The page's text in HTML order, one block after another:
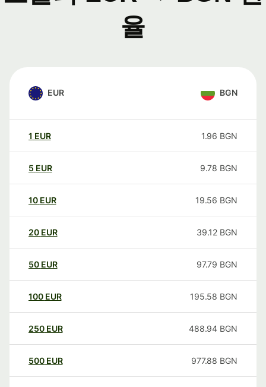
율
EUR BGN
1 EUR 1.96 BGN
5 EUR 9.78 BGN
10 EUR 19.56 BGN
20 EUR 39.12 BGN
50 EUR 97.79 BGN
100 EUR 195.58 BGN
250 EUR 488.94 BGN
500 EUR 977.88 BGN